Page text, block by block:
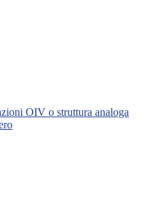
OIV o struttura analoga